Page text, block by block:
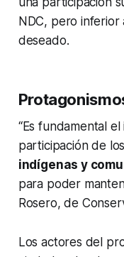
NDC, pero inferior
deseado.
“Es fundamental
participación de los
indígenas y
para poder
Rosero, de
Los actores del